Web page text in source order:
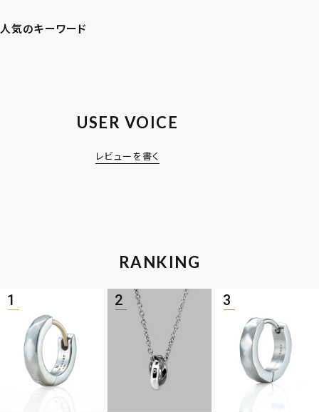
USER VOICE
レビューを書く
RANKING